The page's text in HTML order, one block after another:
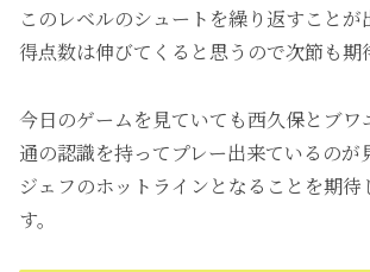
このレベルのシュートを繰り返すことが
得点数は伸びてくると思うので次節も期
今日のゲームを見ていても西久保とブワ
通の認識を持ってプレー出来ているのが
ジェフのホットラインとなることを期待
す。